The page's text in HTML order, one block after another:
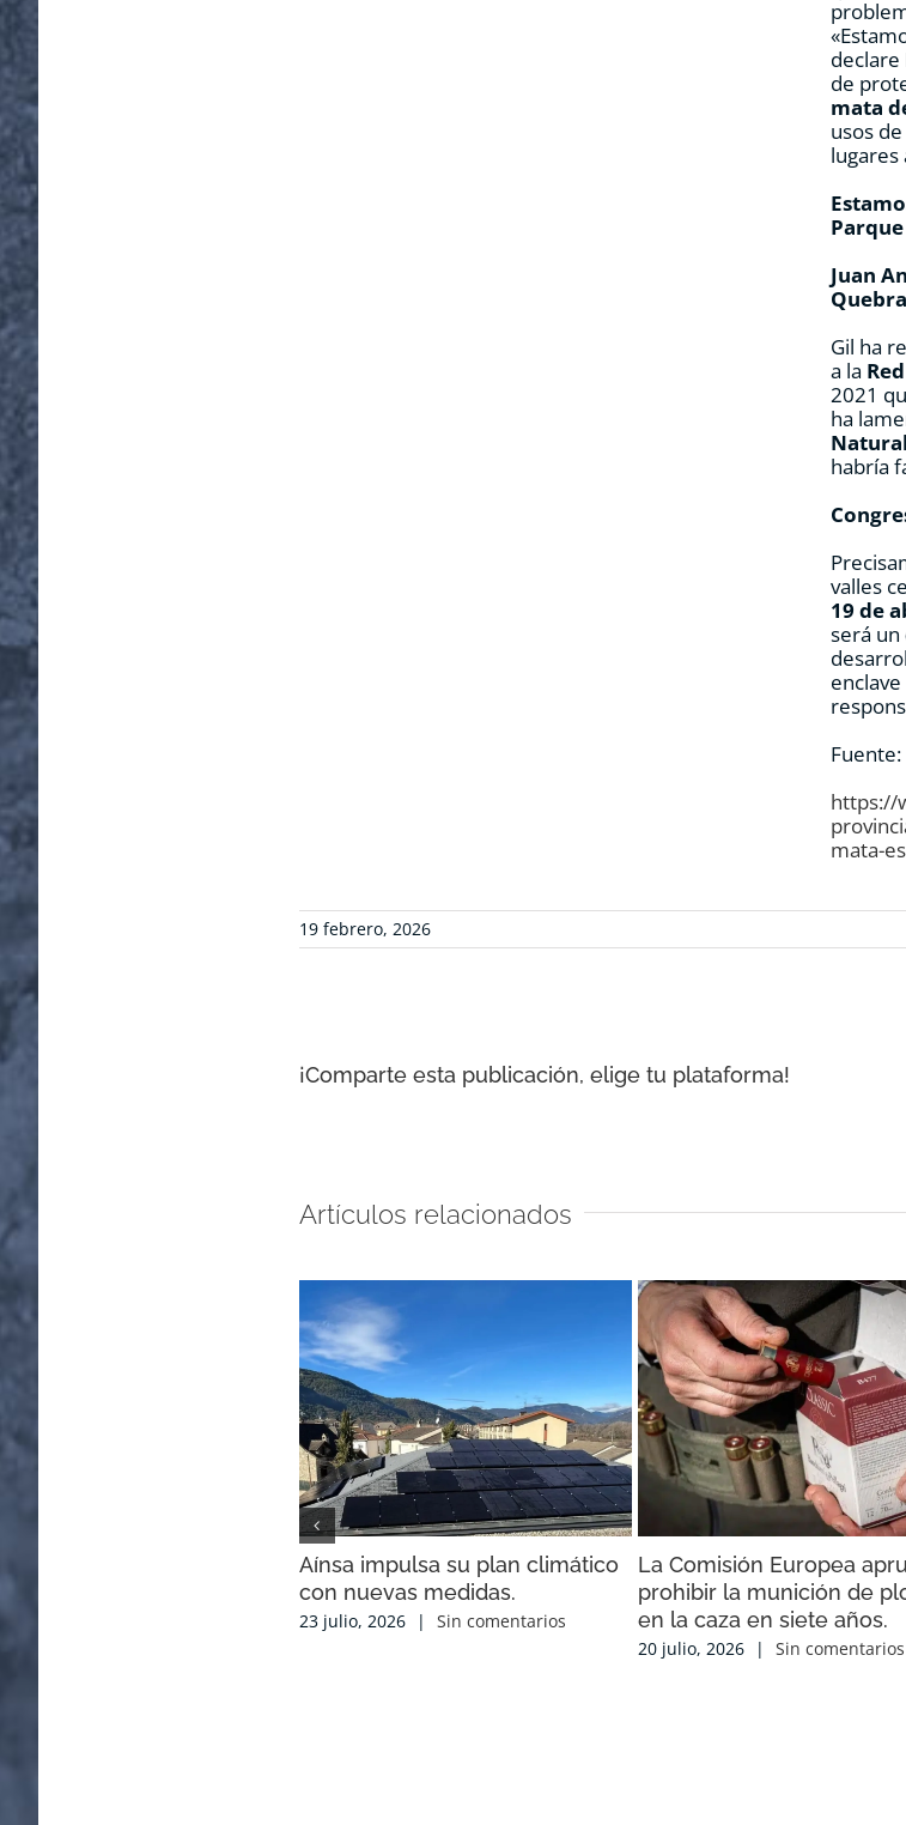
declare
de
mata
usos
lugares
Juan
Gil ha
a la
2021
ha
habría
valles
19 de
será un
Fuente:
https://
mata-
19 febrero, 2026
¡Comparte esta publicación, elige tu plataforma!
Artículos relacionados
Aínsa impulsa su plan climático
con nuevas medidas.
23 julio, 2026 | Sin comentarios
La Comisión Europea
prohibir la munición de
en la caza en siete años.
20 julio, 2026 | Sin comentarios